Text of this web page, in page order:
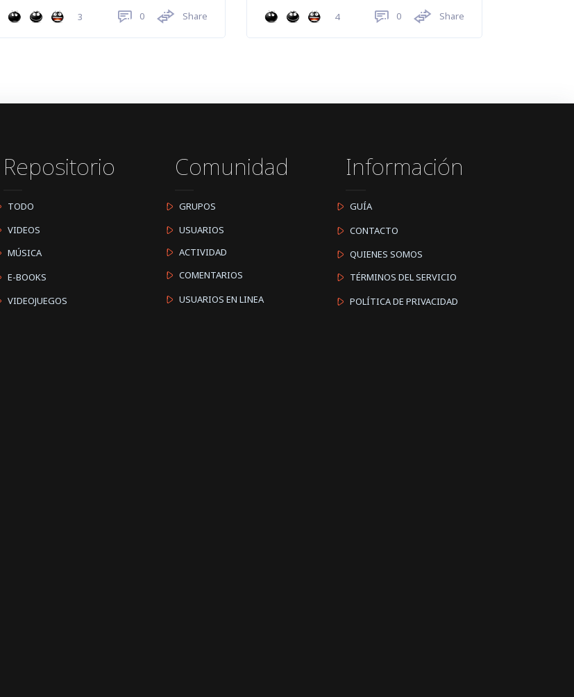
3 0 Share 4 0 Share
Repositorio
TODO
VIDEOS
MÚSICA
E-BOOKS
VIDEOJUEGOS
Comunidad
GRUPOS
USUARIOS
ACTIVIDAD
COMENTARIOS
USUARIOS EN LINEA
Información
GUÍA
CONTACTO
QUIENES SOMOS
TÉRMINOS DEL SERVICIO
POLÍTICA DE PRIVACIDAD